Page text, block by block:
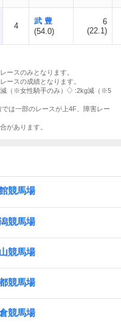
4
武 豊
(54.0)
6
(22.1)
ースのみとなります。
ースの成績となります。
（※女性騎手のみ）
:2kg減（※5
は一部のレースが上4F、障害レー
があります。
競馬場
競馬場
競馬場
競馬場
競馬場